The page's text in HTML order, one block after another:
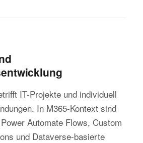
IT-Projekte und individuell
In M365-Kontext sind
Automate Flows, Custom
und Dataverse-basierte